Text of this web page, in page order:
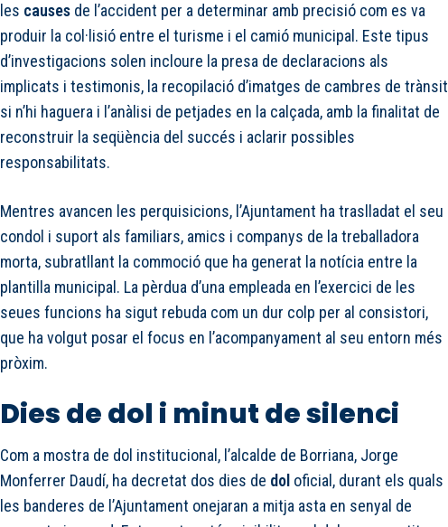
les causes de l’accident per a determinar amb precisió com es va
produir la col·lisió entre el turisme i el camió municipal. Este tipus
d’investigacions solen incloure la presa de declaracions als
implicats i testimonis, la recopilació d’imatges de cambres de trànsit
si n’hi haguera i l’anàlisi de petjades en la calçada, amb la finalitat de
reconstruir la seqüència del succés i aclarir possibles
responsabilitats.
Mentres avancen les perquisicions, l’Ajuntament ha traslladat el seu
condol i suport als familiars, amics i companys de la treballadora
morta, subratllant la commoció que ha generat la notícia entre la
plantilla municipal. La pèrdua d’una empleada en l’exercici de les
seues funcions ha sigut rebuda com un dur colp per al consistori,
que ha volgut posar el focus en l’acompanyament al seu entorn més
pròxim.
Dies de dol i minut de silenci
Com a mostra de dol institucional, l’alcalde de Borriana, Jorge
Monferrer Daudí, ha decretat dos dies de dol oficial, durant els quals
les banderes de l’Ajuntament onejaran a mitja asta en senyal de